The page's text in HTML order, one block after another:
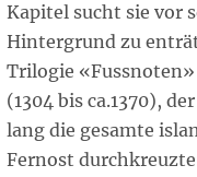
Kapitel sucht sie vor
Hintergrund zu
Trilogie
(1304 bis ca.1370),
lang die gesamte
Fernost